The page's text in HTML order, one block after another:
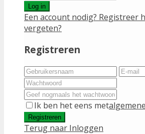
Log in
Een account nodig? Registreer
vergeten?
Registreren
Ik ben het eens met
Registreren
Terug naar Inloggen